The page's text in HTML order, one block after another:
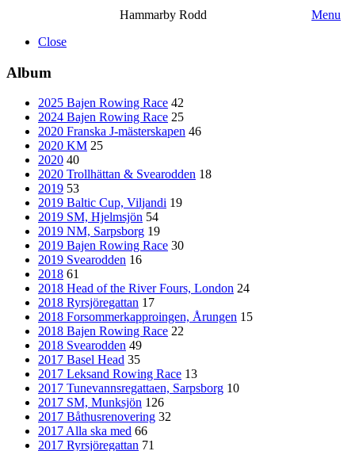
Hammarby Rodd
Menu
Close
Album
2025 Bajen Rowing Race 42
2024 Bajen Rowing Race 25
2020 Franska J-mästerskapen 46
2020 KM 25
2020 40
2020 Trollhättan & Svearodden 18
2019 53
2019 Baltic Cup, Viljandi 19
2019 SM, Hjelmsjön 54
2019 NM, Sarpsborg 19
2019 Bajen Rowing Race 30
2019 Svearodden 16
2018 61
2018 Head of the River Fours, London 24
2018 Ryrsjöregattan 17
2018 Forsommerkapproingen, Årungen 15
2018 Bajen Rowing Race 22
2018 Svearodden 49
2017 Basel Head 35
2017 Leksand Rowing Race 13
2017 Tunevannsregattaen, Sarpsborg 10
2017 SM, Munksjön 126
2017 Båthusrenovering 32
2017 Alla ska med 66
2017 Ryrsjöregattan 71